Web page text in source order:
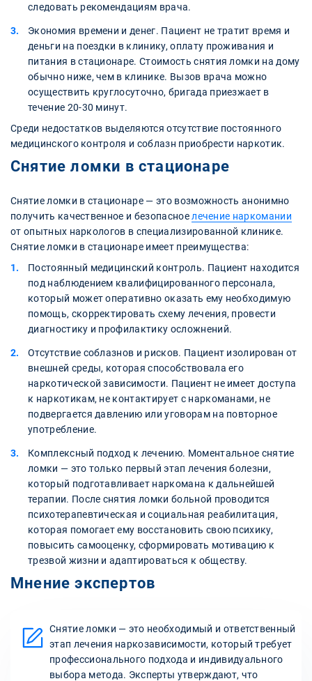
следовать рекомендациям врача.
Экономия времени и денег. Пациент не тратит время и
деньги на поездки в клинику, оплату проживания и
питания в стационаре. Стоимость снятия ломки на дому
обычно ниже, чем в клинике. Вызов врача можно
осуществить круглосуточно, бригада приезжает в
течение 20-30 минут.
Среди недостатков выделяются отсутствие постоянного
медицинского контроля и соблазн приобрести наркотик.
Снятие ломки в стационаре
Снятие ломки в стационаре — это возможность анонимно
получить качественное и безопасноелечение наркомании
от опытных наркологов в специализированной клинике.
Снятие ломки в стационаре имеет преимущества:
Постоянный медицинский контроль. Пациент находится
под наблюдением квалифицированного персонала,
который может оперативно оказать ему необходимую
помощь, скорректировать схему лечения, провести
диагностику и профилактику осложнений.
Отсутствие соблазнов и рисков. Пациент изолирован от
внешней среды, которая способствовала его
наркотической зависимости. Пациент не имеет доступа
к наркотикам, не контактирует с наркоманами, не
подвергается давлению или уговорам на повторное
употребление.
Комплексный подход к лечению. Моментальное снятие
ломки — это только первый этап лечения болезни,
который подготавливает наркомана к дальнейшей
терапии. После снятия ломки больной проводится
психотерапевтическая и социальная реабилитация,
которая помогает ему восстановить свою психику,
повысить самооценку, сформировать мотивацию к
трезвой жизни и адаптироваться к обществу.
Мнение экспертов
Снятие ломки — это необходимый и ответственный
этап лечения наркозависимости, который требует
профессионального подхода и индивидуального
выбора метода. Эксперты утверждают, что